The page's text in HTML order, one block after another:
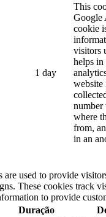
1 day
This
Google
cookie
visitors
helps in
website
number
where
from,
in an
are used to provide
These cookies track
to provide
Duração